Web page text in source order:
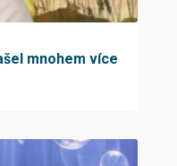
mnohem více